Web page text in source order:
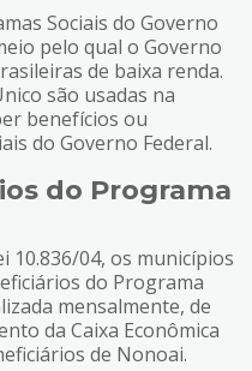
Sociais do Governo
pelo qual o Governo
de baixa renda.
são usadas na
benefícios ou
do Governo Federal.
do Programa
10.836/04, os municípios
do Programa
mensalmente, de
da Caixa Econômica
de Nonoai.